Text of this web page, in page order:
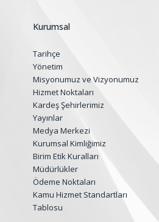
Kurumsal
Tarihçe
Yönetim
Misyonumuz ve Vizyonumuz
Hizmet Noktaları
Kardeş Şehirlerimiz
Yayınlar
Medya Merkezi
Kurumsal Kimliğimiz
Birim Etik Kuralları
Müdürlükler
Ödeme Noktaları
Kamu Hizmet Standartları
Tablosu